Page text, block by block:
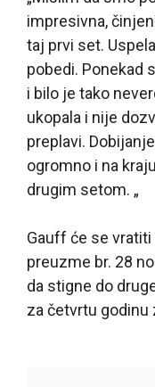
impresivna,
taj prvi set.
pobedi. Ponekad
i bilo je tako
ukopala i nije
preplavi.
ogromno i na
drugim setom. „
Gauff će se
preuzme br. 28
da stigne do
za četvrtu godinu